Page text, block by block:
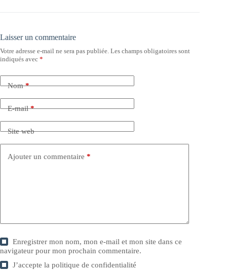
Laisser un commentaire
Votre adresse e-mail ne sera pas publiée. Les champs obligatoires sont
indiqués avec *
Nom*
E-mail*
Site web
Ajouter un commentaire *
Enregistrer mon nom, mon e-mail et mon site dans ce
navigateur pour mon prochain commentaire.
J’accepte lapolitique de confidentialité